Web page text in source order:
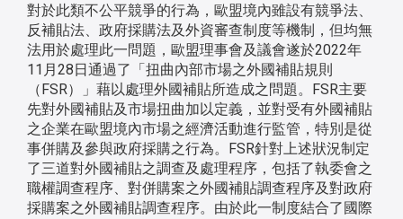
對於此類不公平競爭的行為，歐盟境內雖設有競爭法、
反補貼法、政府採購法及外資審查制度等機制，但均無
法用於處理此一問題，歐盟理事會及議會遂於2022年
11月28日通過了「扭曲內部市場之外國補貼規則
（FSR）」藉以處理外國補貼所造成之問題。FSR主要
先對外國補貼及市場扭曲加以定義，並對受有外國補貼
之企業在歐盟境內市場之經濟活動進行監管，特別是從
事併購及參與政府採購之行為。FSR針對上述狀況制定
了三道對外國補貼之調查及處理程序，包括了執委會之
職權調查程序、對併購案之外國補貼調查程序及對政府
採購案之外國補貼調查程序。由於此一制度結合了國際